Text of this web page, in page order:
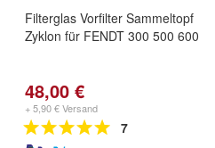
Filterglas Vorfilter Sammeltopf
Zyklon für FENDT 300 500 600
48,00 €
+ 5,90 € Versand
7